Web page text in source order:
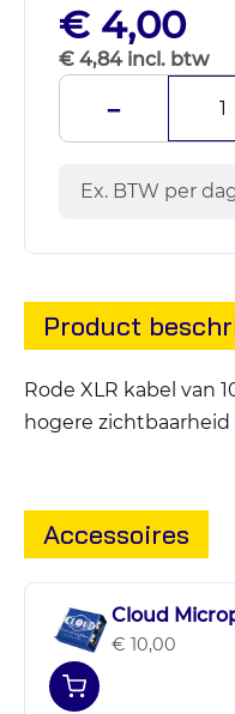
€ 4,00
€ 4,84 incl. btw
−
Ex. BTW per
Product
Rode XLR kabel van
hogere
Accessoires
Cloud
€ 10,00